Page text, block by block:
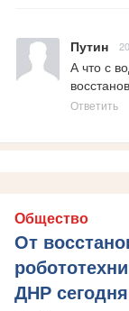
Путин
А что с
Ответить
Общество
От
ДНР сегодня